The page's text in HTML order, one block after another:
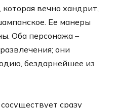
вечно хандрит,
Ее манеры
Оба персонажа –
они
бездарнейшее из
сразу